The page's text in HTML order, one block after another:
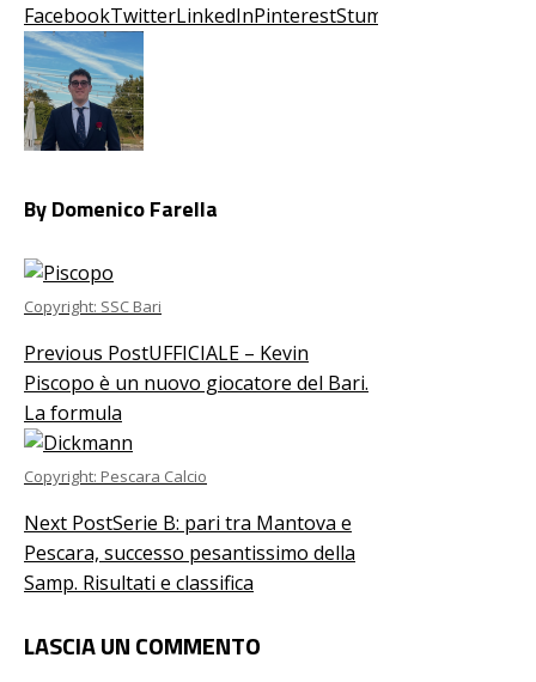
FacebookTwitterLinkedInPinterestStumbleupon
By Domenico Farella
Copyright: SSC Bari
Previous PostUFFICIALE – Kevin
Piscopo è un nuovo giocatore del Bari.
La formula
Copyright: Pescara Calcio
Next PostSerie B: pari tra Mantova e
Pescara, successo pesantissimo della
Samp. Risultati e classifica
LASCIA UN COMMENTO